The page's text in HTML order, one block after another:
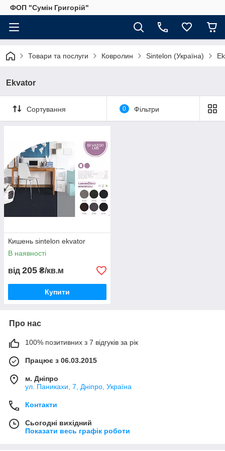
ФОП "Сумін Григорій"
Товари та послуги Ковролин Sintelon (Україна)
Ekvator
Сортування 0 Фільтри
Кишень sintelon ekvator
В наявності
від 205 ₴/кв.м
Купити
Про нас
100% позитивних з 7 відгуків за рік
Працює з 06.03.2015
м. Дніпро
ул. Паникахи, 7, Дніпро, Україна
Контакти
Сьогодні вихідний
Показати весь графік роботи